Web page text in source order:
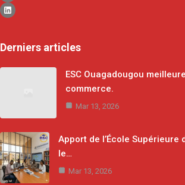
Derniers articles
ESC Ouagadougou
commerce.
Mar 13, 2026
Apport de l’École Supérieure
le…
Mar 13, 2026